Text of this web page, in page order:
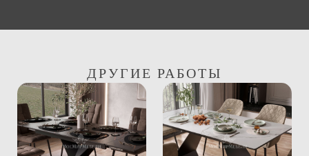
ДРУГИЕ РАБОТЫ